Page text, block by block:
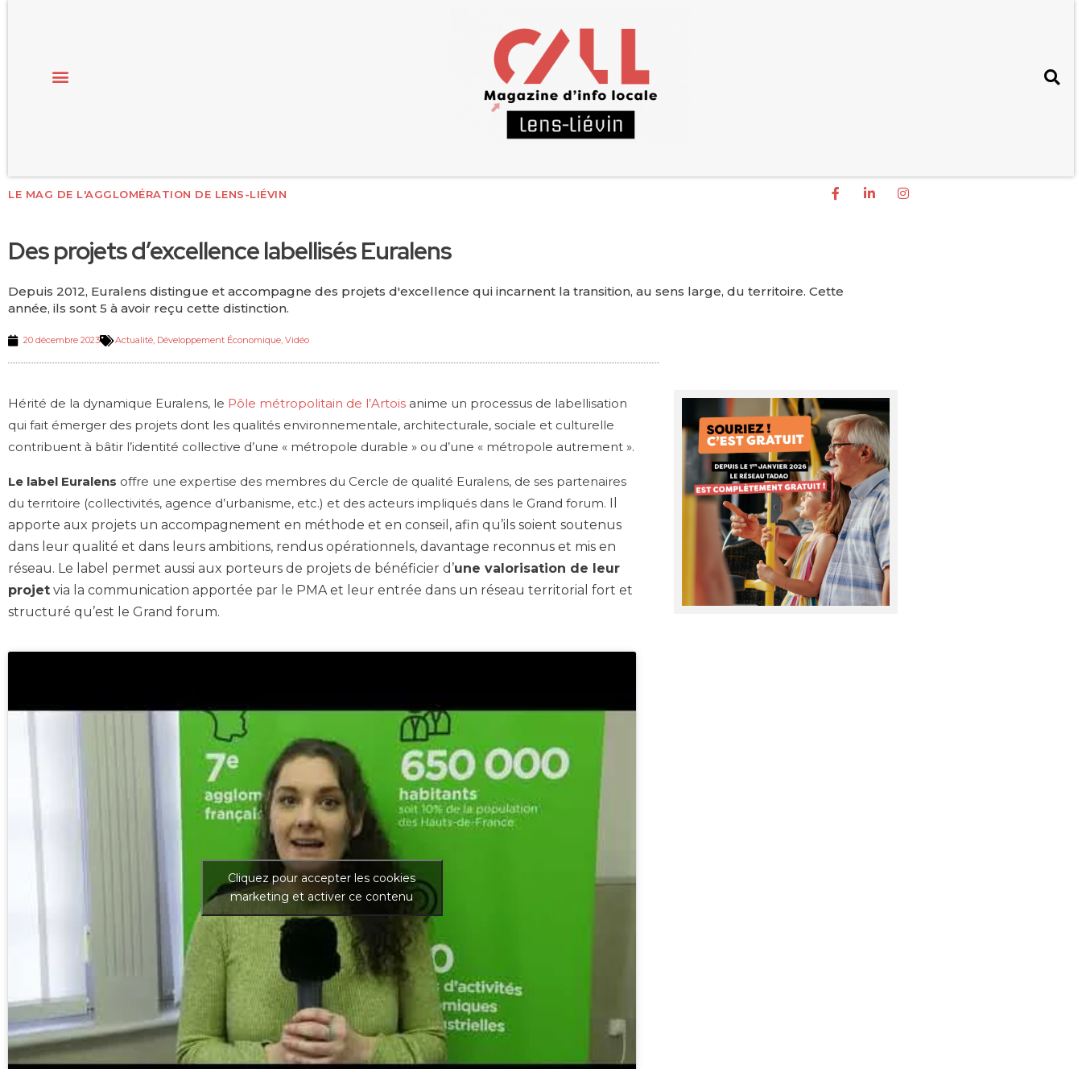
LE MAG DE L'AGGLOMÉRATION DE LENS-LIÉVIN
Des projets d’excellence labellisés Euralens
Depuis 2012, Euralens distingue et accompagne des projets d'excellence qui incarnent la transition, au sens large, du territoire. Cette
année, ils sont 5 à avoir reçu cette distinction.
20 décembre 2023 Actualité, Développement Économique, Vidéo
Hérité de la dynamique Euralens, le Pôle métropolitain de l’Artois anime un processus de labellisation
qui fait émerger des projets dont les qualités environnementale, architecturale, sociale et culturelle
contribuent à bâtir l’identité collective d’une « métropole durable » ou d’une « métropole autrement ».
Le label Euralens offre une expertise des membres du Cercle de qualité Euralens, de ses partenaires
du territoire (collectivités, agence d’urbanisme, etc.) et des acteurs impliqués dans le Grand forum. Il
apporte aux projets un accompagnement en méthode et en conseil, afin qu’ils soient soutenus
dans leur qualité et dans leurs ambitions, rendus opérationnels, davantage reconnus et mis en
réseau. Le label permet aussi aux porteurs de projets de bénéficier d’une valorisation de leur
projet via la communication apportée par le PMA et leur entrée dans un réseau territorial fort et
structuré qu’est le Grand forum.
Cliquez pour accepter les cookies
marketing et activer ce contenu